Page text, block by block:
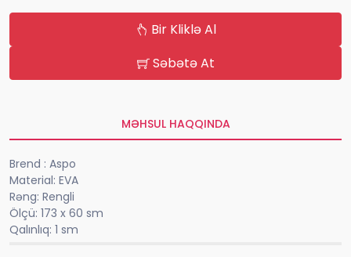
Bir Kliklə Al
Səbətə At
MƏHSUL HAQQINDA
Brend : Aspo
Material: EVA
Rəng: Rengli
Ölçü: 173 x 60 sm
Qalınlıq: 1 sm